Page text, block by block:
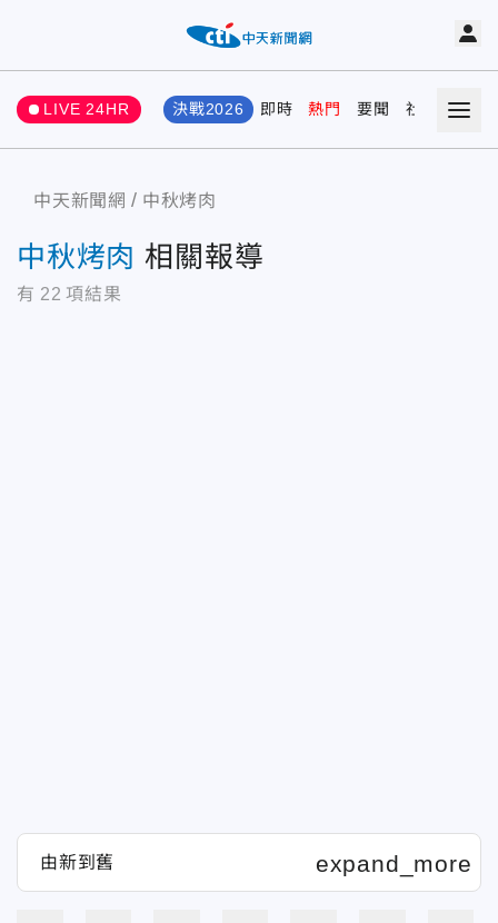
LIVE 24HR 決戰2026 即時 熱門 要聞 社會 娛樂
中天新聞網 中秋烤肉
中秋烤肉 相關報導
有 22 項結果